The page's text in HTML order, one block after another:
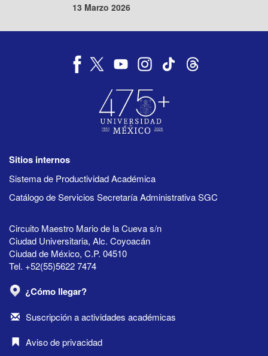
13 Marzo 2026
Sitios internos
Sistema de Productividad Académica
Catálogo de Servicios Secretaría Administrativa SGC
Circuito Maestro Mario de la Cueva s/n
Ciudad Universitaria, Alc. Coyoacán
Ciudad de México, C.P. 04510
Tel. +52(55)5622 7474
¿Cómo llegar?
Suscripción a actividades académicas
Aviso de privacidad